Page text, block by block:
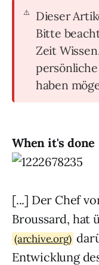
Dieser
Bitte
Zeit
haben
When it's done
[...] Der Chef
Broussard, hat
(archive.org)
Entwicklung